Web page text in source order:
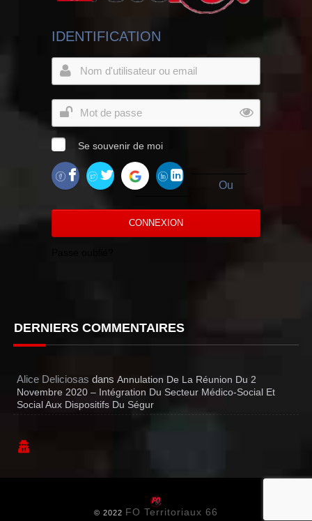
IDENTIFICATION
Se souvenir de moi
Ou
CONNEXION
DERNIERS COMMENTAIRES
Alice Deliciosas dansAnnulation De La Réunion Du 2
Novembre 2020 – Intégration Du Secteur Médico-Social Et
Social Aux Dispositifs Du Ségur
© 2022 FO Territoriaux 66